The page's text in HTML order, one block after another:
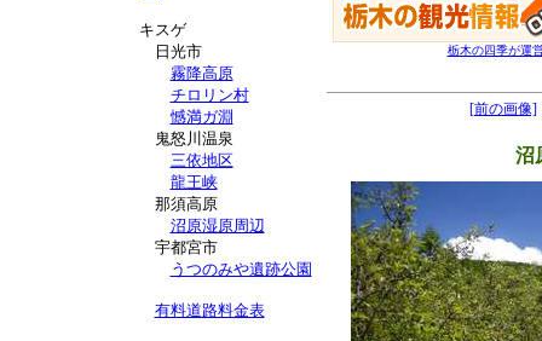
栃木の四季が運
[前の画像]
沼
キスゲ
日光市
霧降高原
チロリン村
憾満ガ淵
鬼怒川温泉
三依地区
龍王峡
那須高原
沼原湿原周辺
宇都宮市
うつのみや遺跡公園
有料道路料金表